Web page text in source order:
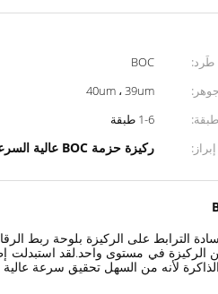
طَرد: BOC
جوهر:
40um ، 39um
طبقة:
1-6 طبقة
إبراز:
ركيزة حزمة BOC عالية السرعة
الركيزة في مستوى واحد.لقد استبدلت
لأنه من السهل تحقيق سرعة عالية